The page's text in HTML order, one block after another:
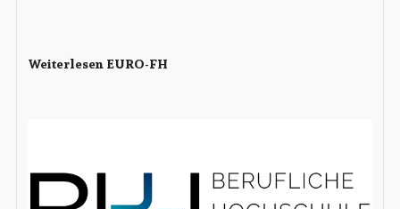
Weiterlesen EURO-FH